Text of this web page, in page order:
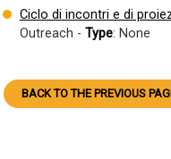
Ciclo di incontri e di
Outreach - Type: None
BACK TO THE PREVIOUS